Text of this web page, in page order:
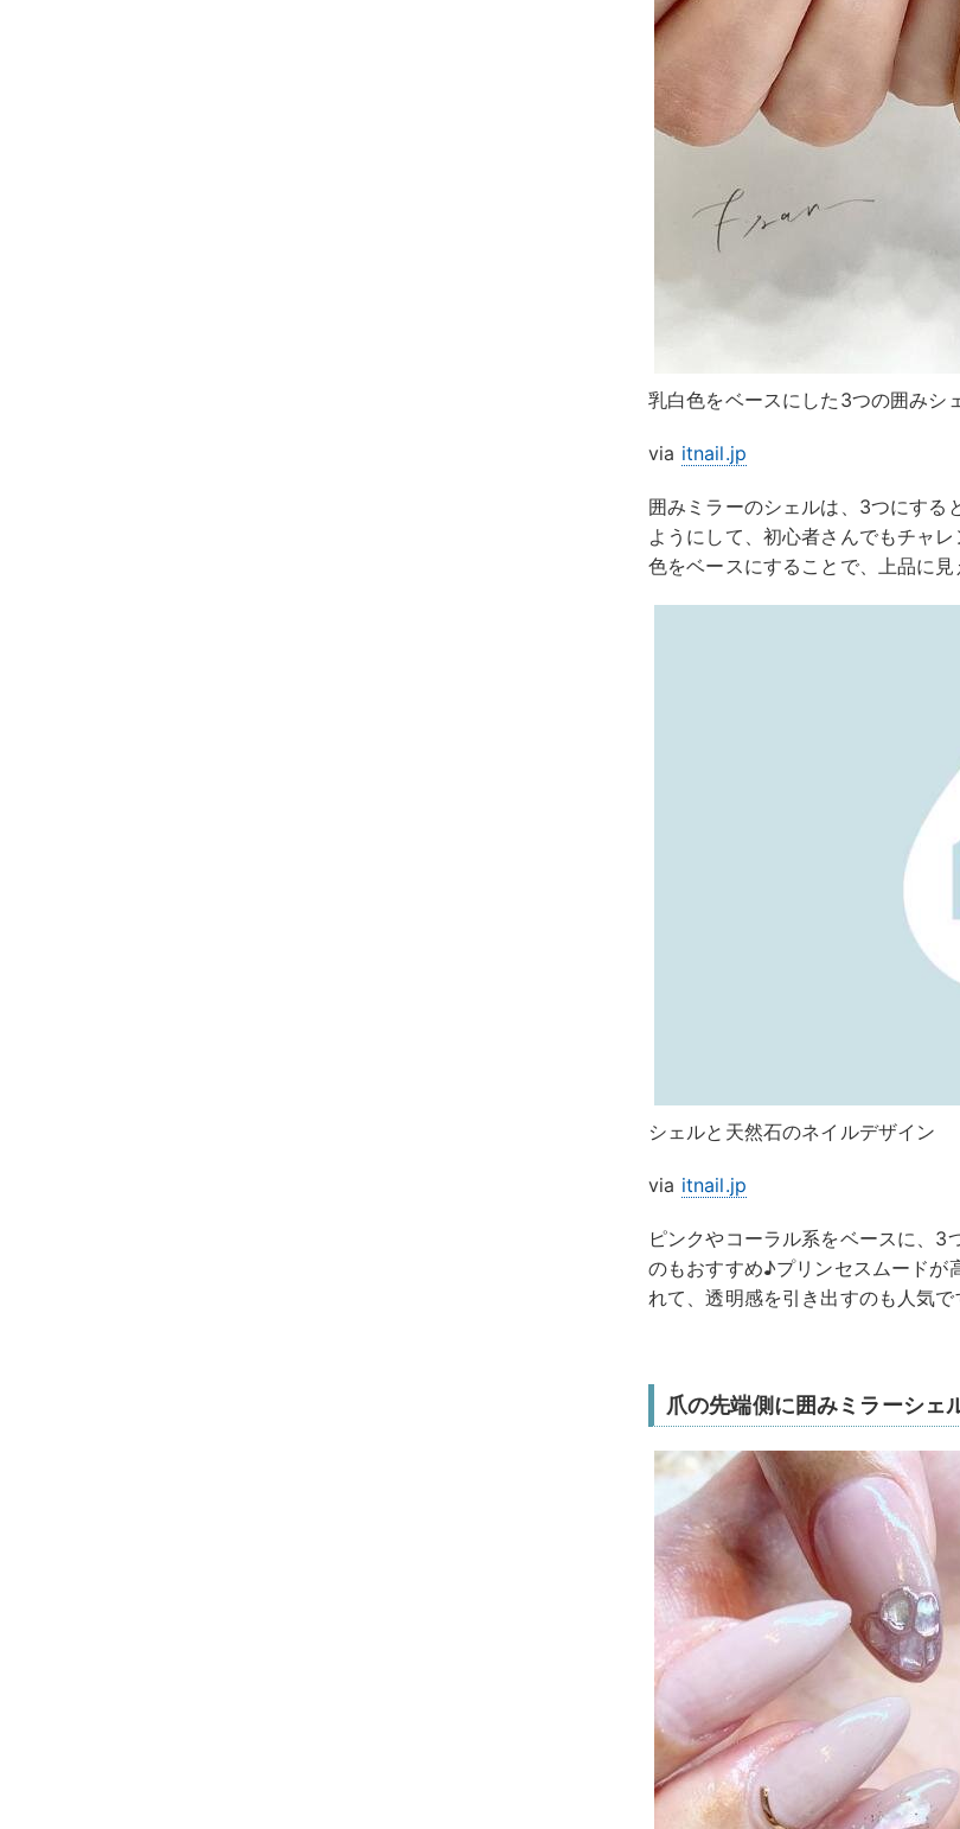
乳白色をベースにした3つの囲みシ
via itnail.jp
囲みミラーのシェルは、3つにする
ようにして、初心者さんでもチャ
色をベースにすることで、上品に見
viaitnail.jp
ピンクやコーラル系をベースに、3
のもおすすめ♪プリンセスムードが
れて、透明感を引き出すのも人気で
爪の先端側に囲みミラーシェ